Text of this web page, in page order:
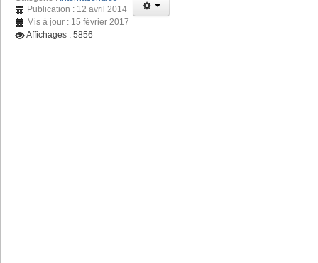
Publication : 12 avril 2014
Mis à jour : 15 février 2017
Affichages : 5856